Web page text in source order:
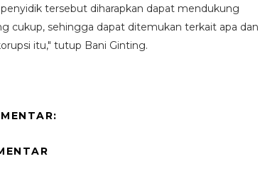
tersebut diharapkan dapat mendukung
cukup, sehingga dapat ditemukan terkait apa dan
itu," tutup Bani Ginting.